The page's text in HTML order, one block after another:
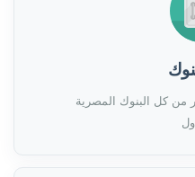
من كل البنوك المصرية